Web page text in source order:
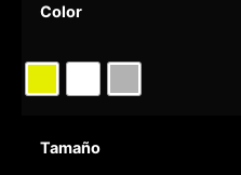
Color
Tamaño